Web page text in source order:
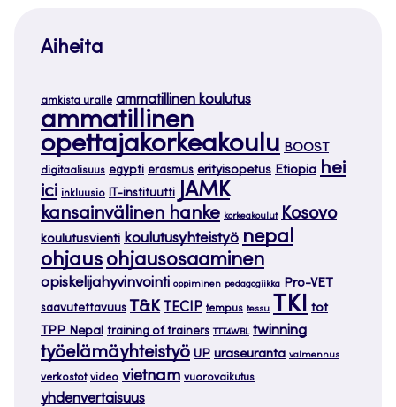
Aiheita
amkista uralle ammatillinen koulutus
ammatillinen
opettajakorkeakoulu BOOST
digitaalisuus egypti erasmus erityisopetus Etiopia hei
ici inkluusio IT-instituutti JAMK
kansainvälinen hanke korkeakoulut Kosovo
koulutusvienti koulutusyhteistyö nepal
ohjaus ohjausosaaminen
opiskelijahyvinvointi oppiminen pedagogiikka Pro-VET
saavutettavuus T&K TECIP tempus tessu TKI tot
TPP Nepal training of trainers TTT4WBL twinning
työelämäyhteistyö UP uraseuranta valmennus
verkostot video vietnam vuorovaikutus
yhdenvertaisuus